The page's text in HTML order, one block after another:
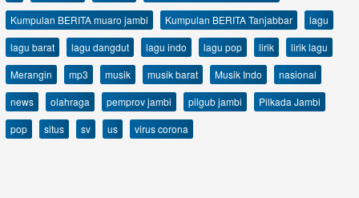
Kumpulan BERITA muaro jambi
Kumpulan BERITA Tanjabbar
lagu
lagu barat
lagu dangdut lagu indo lagu pop lirik
lirik lagu
Merangin
mp3 musik musik barat Musik Indo
nasional
news
olahraga pemprov jambi pilgub jambi
Pilkada Jambi
pop
situs sv us virus corona